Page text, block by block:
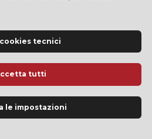
Turistica di Modena
tecnici
tutti
le impostazioni